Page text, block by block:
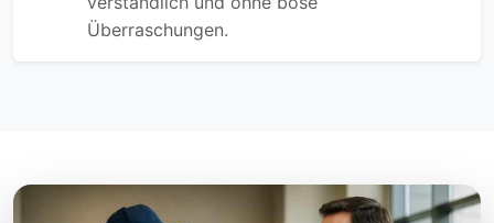
Überraschungen.